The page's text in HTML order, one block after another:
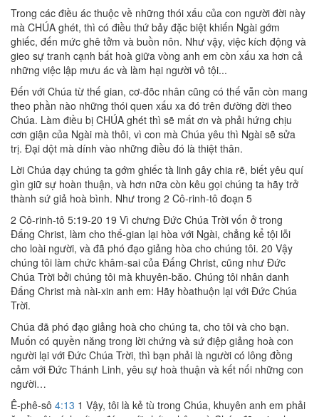
Trong các điều ác thuộc về những thói xấu của con người đời này
mà CHÚA ghét, thì có điều thứ bảy đặc biệt khiến Ngài gớm
ghiếc, đến mức ghê tởm và buồn nôn. Như vậy, việc kích động và
gieo sự tranh cạnh bất hoà giữa vòng anh em còn xấu xa hơn cả
những việc lập mưu ác và làm hại người vô tội...
Đến với Chúa từ thế gian, cơ-đõc nhân cũng có thế vẫn còn mang
theo phần nào những thói quen xấu xa đó trên đường đời theo
Chúa. Làm điều bị CHÚA ghét thì sẽ mất ơn và phải hứng chịu
cơn giận của Ngài mà thôi, vì con mà Chúa yêu thì Ngài sẽ sửa
trị. Đại dột mà dính vào những điều đó là thiệt thân.
Lời Chúa dạy chúng ta gớm ghiếc tà linh gây chia rẽ, biết yêu quí
gìn giữ sự hoàn thuận, và hơn nữa còn kêu gọi chúng ta hãy trở
thành sứ giả hoà bình. Như trong 2 Cô-rinh-tô đoạn 5
2 Cô-rinh-tô 5:19-20 19 Vì chưng Đức Chúa Trời vốn ở trong
Đấng Christ, làm cho thế-gian lại hòa với Ngài, chẳng kể tội lỗi
cho loài người, và đã phó đạo giảng hòa cho chúng tôi. 20 Vậy
chúng tôi làm chức khâm-sai của Đấng Christ, cũng như Đức
Chúa Trời bởi chúng tôi mà khuyên-băo. Chúng tôi nhân danh
Đấng Christ mà nài-xin anh em: Hãy hòathuộn lại với Đức Chúa
Trời.
Chúa đã phó đạo giảng hoà cho chúng ta, cho tôi và cho bạn.
Muốn có quyền năng trong lời chứng và sứ điệp giảng hoà con
người lại với Đức Chúa Trời, thì bạn phải là người có lông đồng
cảm với Đức Thánh Linh, yêu sự hoà thuận và kết nối những con
người…
Ê-phê-sô 4:13 1 Vậy, tôi là kẻ tù trong Chúa, khuyên anh em phải